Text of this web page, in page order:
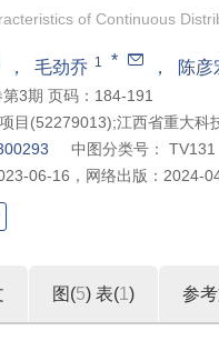
of Continuous
， 毛劲乔 1 * ， 陈彦
3期 页码：184-191
目(52279013);江西省重大科
中图分类号：
TV131
06-16 ， 网络出版： 2024-
图(5) 表(1 ) 参